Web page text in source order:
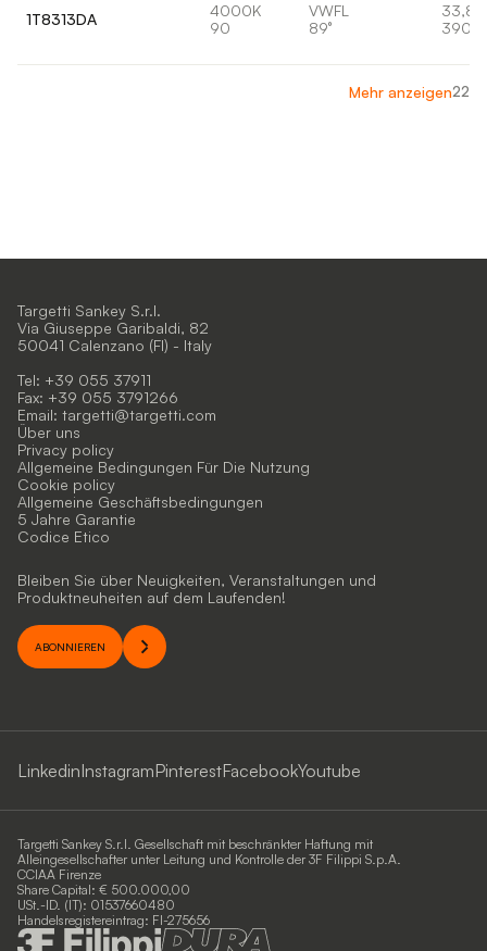
1T8313DA
4000K
90
VWFL
89°
Mehr anzeigen22
Targetti Sankey S.r.l.
Via Giuseppe Garibaldi, 82
50041 Calenzano (FI) - Italy
Tel: +39 055 37911
Fax: +39 055 3791266
Email: targetti@targetti.com
Über uns
Privacy policy
Allgemeine Bedingungen Für Die Nutzung
Cookie policy
Allgemeine Geschäftsbedingungen
5 Jahre Garantie
Codice Etico
Bleiben Sie über Neuigkeiten, Veranstaltungen und
Produktneuheiten auf dem Laufenden!
ABONNIEREN
LinkedinInstagramPinterestFacebookYoutube
Targetti Sankey S.r.l. Gesellschaft mit beschränkter Haftung mit
Alleingesellschafter unter Leitung und Kontrolle der 3F Filippi S.p.A.
CCIAA Firenze
Share Capital: € 500.000,00
USt.-ID. (IT): 01537660480
Handelsregistereintrag: FI-275656